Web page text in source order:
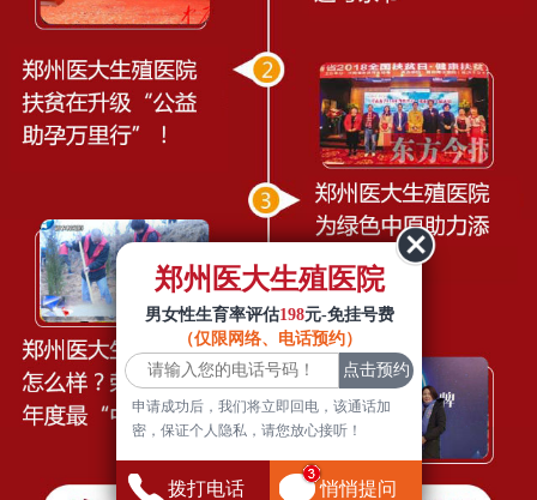
郑州医大生殖医院
男女性生育率评估198元-免挂号费
（仅限网络、电话预约）
申请成功后，我们将立即回电，该通话加
密，保证个人隐私，请您放心接听！
拨打电话 悄悄提问